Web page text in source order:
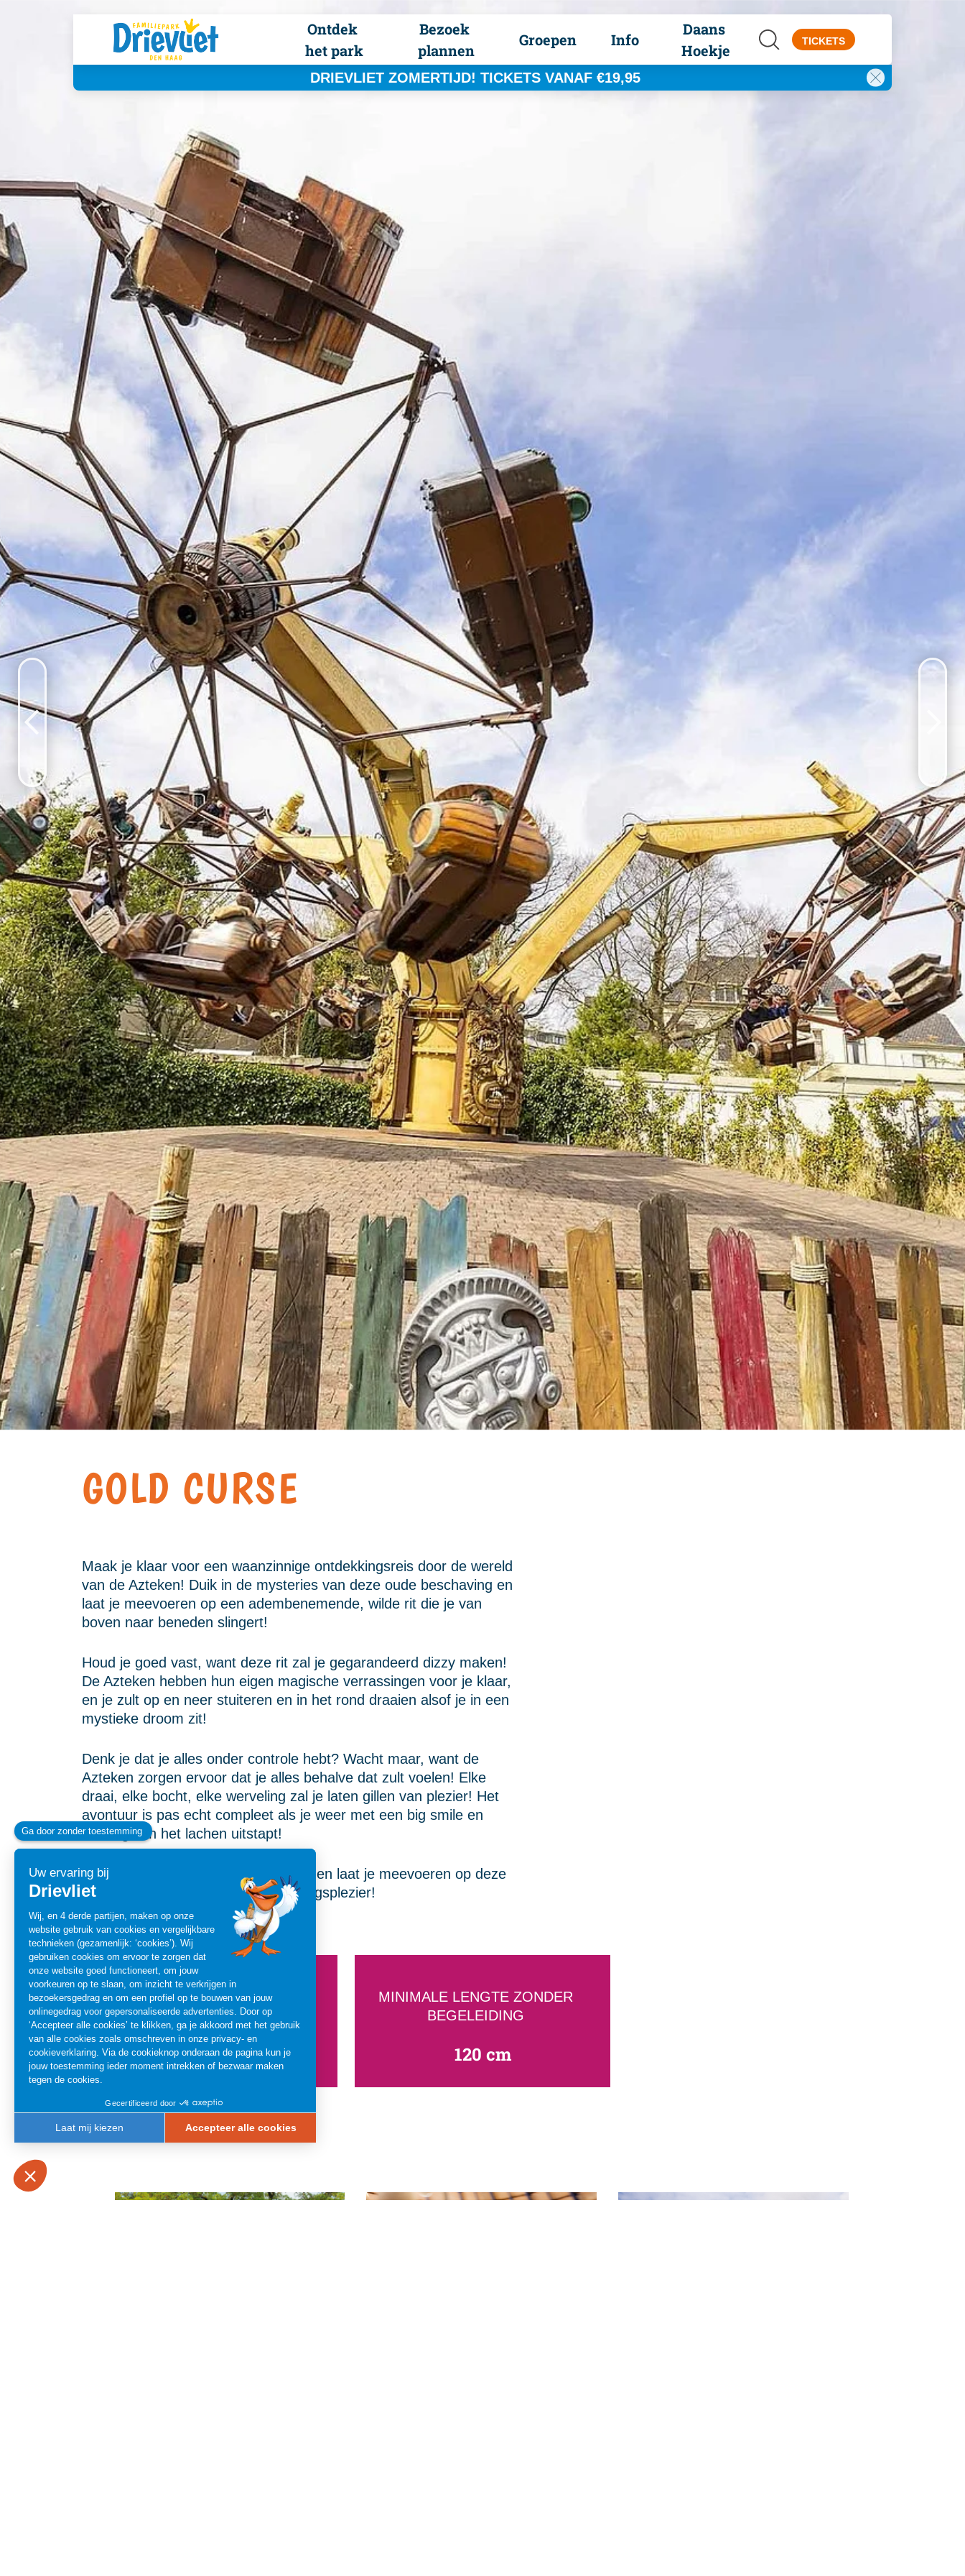
Ontdek
het park
Bezoek
plannen
Groepen Info
Daans
Hoekje
TICKETS
DRIEVLIET ZOMERTIJD! TICKETS VANAF €19,95
GOLD CURSE
Maak je klaar voor een waanzinnige ontdekkingsreis door de wereld
van de Azteken! Duik in de mysteries van deze oude beschaving en
laat je meevoeren op een adembenemende, wilde rit die je van
boven naar beneden slingert!
Houd je goed vast, want deze rit zal je gegarandeerd dizzy maken!
De Azteken hebben hun eigen magische verrassingen voor je klaar,
en je zult op en neer stuiteren en in het rond draaien alsof je in een
mystieke droom zit!
Denk je dat je alles onder controle hebt? Wacht maar, want de
Azteken zorgen ervoor dat je alles behalve dat zult voelen! Elke
draai, elke bocht, elke werveling zal je laten gillen van plezier! Het
avontuur is pas echt compleet als je weer met een big smile en
duizelig van het lachen uitstapt!
Dus, kom op, trek je moed bij elkaar en laat je meevoeren op deze
epische rit! Veel draaien ontdekkingsplezier!
ALLEEN ONDER BEGELEIDING
VAN EEN VOLWASSENE
100 cm - 120 cm
MINIMALE LENGTE ZONDER
BEGELEIDING
120 cm